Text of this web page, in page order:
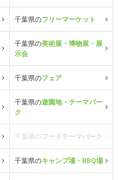
千葉県のフリーマーケット
千葉県の美術展・博物展・展
示会
千葉県のフェア
千葉県の遊園地・テーマパー
ク
千葉県のフードテーマパーク
千葉県のキャンプ場・BBQ場